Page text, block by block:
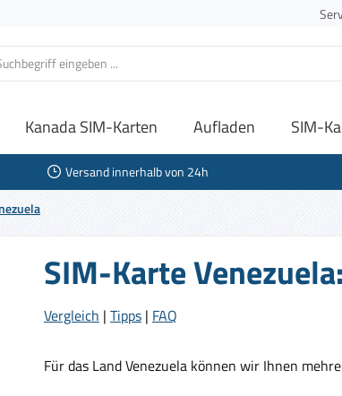
Kanada SIM-Karten Aufladen SIM-
Versand innerhalb von 24h
SIM-Karte
Vergleich | Tipps | FAQ
Für das Land Venezuela können wir Ihnen